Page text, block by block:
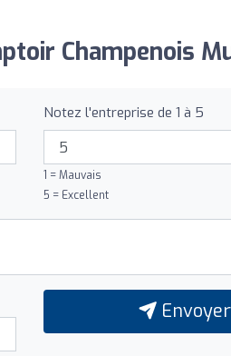
Champenois
Notez l'entreprise de 1 à 5
1 = Mauvais
5 = Excellent